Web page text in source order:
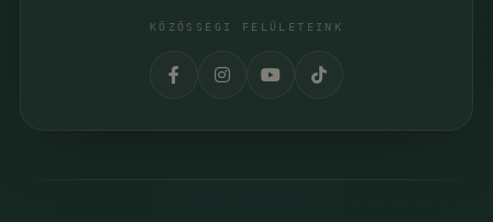
KÖZÖSSÉGI FELÜLETEINK